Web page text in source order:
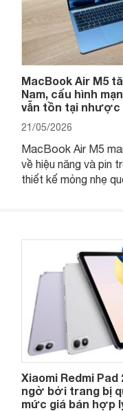
MacBook Air M5
Nam, cấu hình
vẫn tồn tại nhược
21/05/2026
MacBook Air M5
về hiệu năng và pin
thiết kế mỏng nhẹ
Xiaomi Redmi Pad
ngờ bởi trang bị
mức giá bán hợp